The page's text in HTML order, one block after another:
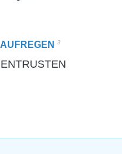
AUFREGEN 3